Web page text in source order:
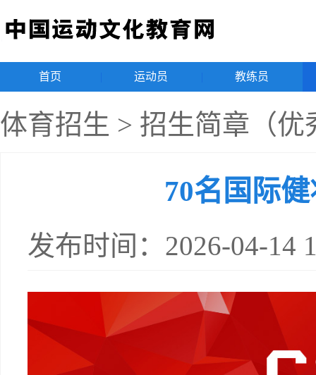
首页 运动员 教练员
体育招生 > 招生简章（优
70名国际
发布时间：2026-04-